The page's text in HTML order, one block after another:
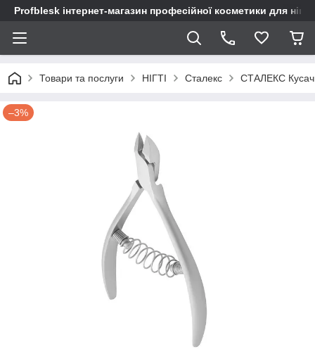
Profblesk інтернет-магазин професійної косметики для
Товари та послуги НІГТІ Сталекс СТАЛЕКС
–3%